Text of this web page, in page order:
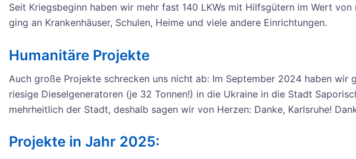
Seit Kriegsbeginn haben wir mehr fast 140 LKWs mit Hilfsgütern im Wert
ging an Krankenhäuser, Schulen, Heime und viele andere Einrichtungen.
Humanitäre Projekte
Auch große Projekte schrecken uns nicht ab: Im September 2024 haben wir
riesige Dieselgeneratoren (je 32 Tonnen!) in die Ukraine in die Stadt
mehrheitlich der Stadt, deshalb sagen wir von Herzen: Danke, Karlsruhe!
Projekte in Jahr 2025: